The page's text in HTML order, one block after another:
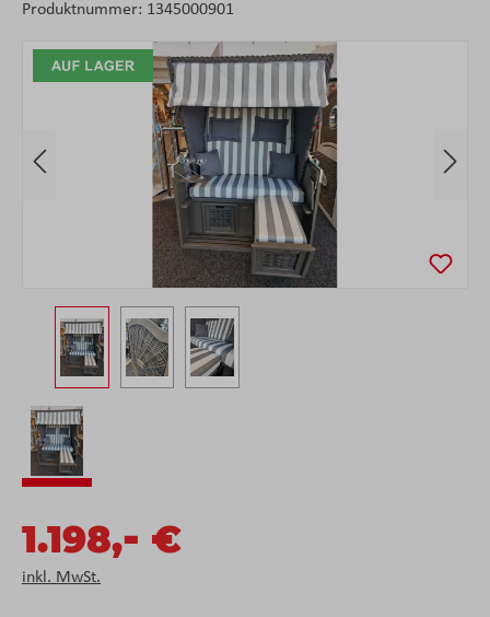
Bildergalerie überspringen
Produktnummer: 1345000901
1.198,- €
inkl. MwSt.